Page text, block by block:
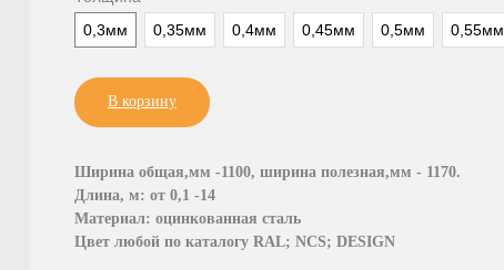
0,3мм
0,35мм 0,4мм 0,45мм 0,5мм 0,55мм
В корзину
Ширина общая,мм -1100, ширина полезная,мм - 1170.
Длина, м: от 0,1 -14
Материал: оцинкованная сталь
Цвет любой по каталогу RAL; NCS; DESIGN